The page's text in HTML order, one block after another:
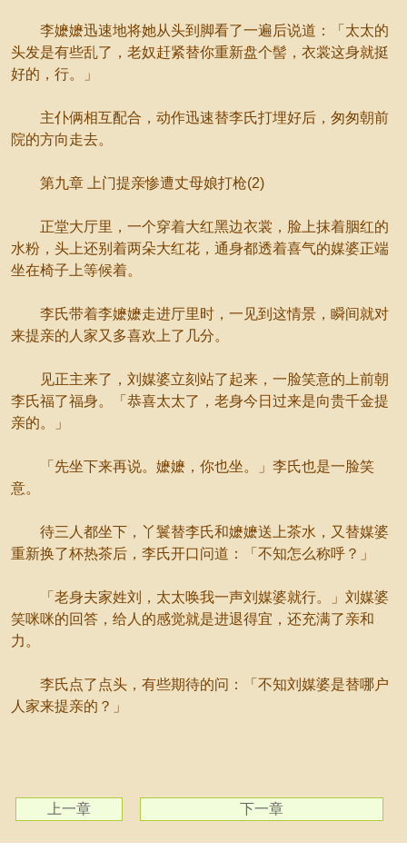
李嬷嬷迅速地将她从头到脚看了一遍后说道：「太太的
头发是有些乱了，老奴赶紧替你重新盘个髻，衣裳这身就挺
好的，行。」
主仆俩相互配合，动作迅速替李氏打埋好后，匆匆朝前
院的方向走去。
第九章 上门提亲惨遭丈母娘打枪(2)
正堂大厅里，一个穿着大红黑边衣裳，脸上抹着胭红的
水粉，头上还别着两朵大红花，通身都透着喜气的媒婆正端
坐在椅子上等候着。
李氏带着李嬷嬷走进厅里时，一见到这情景，瞬间就对
来提亲的人家又多喜欢上了几分。
见正主来了，刘媒婆立刻站了起来，一脸笑意的上前朝
李氏福了福身。「恭喜太太了，老身今日过来是向贵千金提
亲的。」
「先坐下来再说。嬷嬷，你也坐。」李氏也是一脸笑
意。
待三人都坐下，丫鬟替李氏和嬷嬷送上茶水，又替媒婆
重新换了杯热茶后，李氏开口问道：「不知怎么称呼？」
「老身夫家姓刘，太太唤我一声刘媒婆就行。」刘媒婆
笑咪咪的回答，给人的感觉就是进退得宜，还充满了亲和
力。
李氏点了点头，有些期待的问：「不知刘媒婆是替哪户
人家来提亲的？」
上一章 下一章